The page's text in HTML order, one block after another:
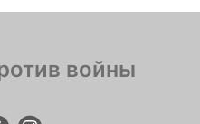
войны